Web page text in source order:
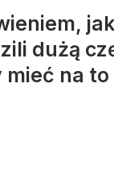
dużą
na to